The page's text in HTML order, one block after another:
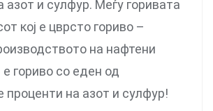
азот и сулфур. Меѓу горивата
кој е цврсто гориво –
на нафтени
гориво со еден од
проценти на азот и сулфур!